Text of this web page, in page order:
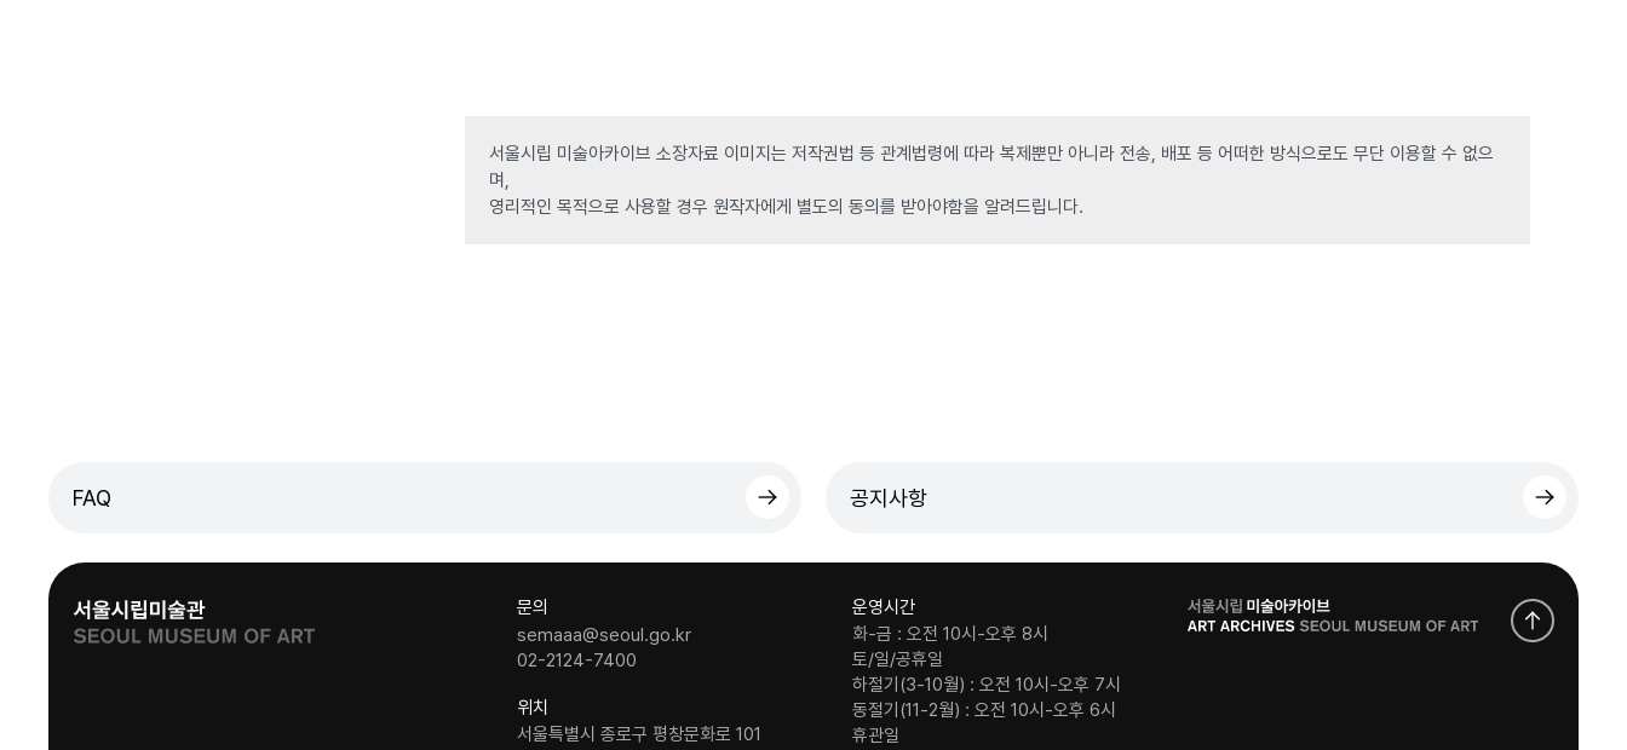
서울시립 미술아카이브 소장자료 이미지는 저작권법 등 관계법령에 따라 복제뿐만 아니라 전송, 배포 등 어떠한 방식으로도 무단 이용할 수 없으
며,
영리적인 목적으로 사용할 경우 원작자에게 별도의 동의를 받아야함을 알려드립니다.
FAQ 공지사항
문의
semaaa@seoul.go.kr
02-2124-7400
위치
서울특별시 종로구 평창문화로 101
운영시간
화-금 : 오전 10시-오후 8시
토/일/공휴일
하절기(3-10월) : 오전 10시-오후 7시
동절기(11-2월) : 오전 10시-오후 6시
휴관일
로
고